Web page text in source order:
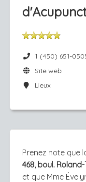
1 (450) 651-
Site web
Lieux
Prenez note que
468, boul.
et que Mme